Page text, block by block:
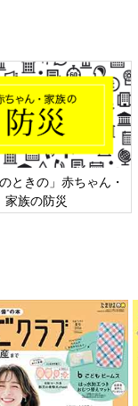
るなら心配ありま
まとめ》
はどうかをチェッ
いないかを観察
ったら便秘？赤
生が答えてくれま
ゃんの機嫌がよく、
、一般的ではありま
ときの」赤ちゃん・
家族の防災